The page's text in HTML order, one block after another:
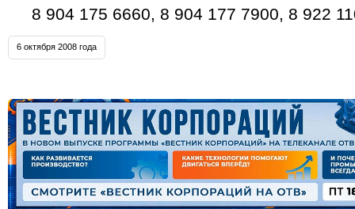
8 904 175 6660, 8 904 177 7900, 8 922
6 октября 2008 года